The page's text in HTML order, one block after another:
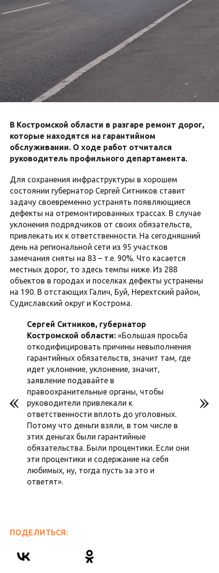
В Костромской области в разгаре ремонт дорог,
которые находятся на гарантийном
обслуживании. О ходе работ отчитался
руководитель профильного департамента.
Для сохранения инфраструктуры в хорошем
состоянии губернатор Сергей Ситников ставит
задачу своевременно устранять появляющиеся
дефекты на отремонтированных трассах. В случае
уклонения подрядчиков от своих обязательств,
привлекать их к ответственности. На сегодняшний
день на региональной сети из 95 участков
замечания сняты на 83 – т.е. 90%. Что касается
местных дорог, то здесь темпы ниже. Из 288
объектов в городах и поселках дефекты устранены
на 190. В отстающих Галич, Буй, Нерехтский район,
Судиславский округ и Кострома.
Сергей Ситников, губернатор
Костромской области: «Большая просьба
откодифицировать причины невыполнения
гарантийных обязательств, значит там, где
идет уклонение, уклонение, значит,
заявление подавайте в
правоохранительные органы, чтобы
руководители привлекали к
ответственности вплоть до уголовных.
Потому что деньги взяли, в том числе в
этих деньгах были гарантийные
обязательства. Были процентики. Если они
эти процентики и содержание на себя
любимых, ну, тогда пусть за это и
ответят».
ПОДЕЛИТЬСЯ: